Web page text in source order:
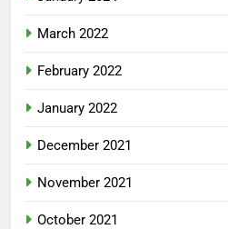
March 2022
February 2022
January 2022
December 2021
November 2021
October 2021